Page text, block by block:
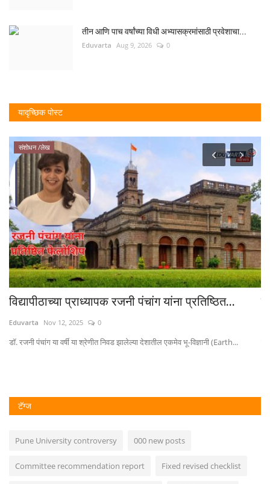
तीन आणि पाच वर्षांच्या विधी अभ्यासक्रमांसाठी प्रवेशाचा...
Eduvarta Aug 9, 2026 0
यादृच्छिक पोस्ट
संशोधन /लेख
विद्यापीठाच्या प्राध्यापक रजनी पंचांग यांना प्रतिष्ठित...
Eduvarta Nov 12, 2025 0
डॉ. रजनी पंचांग या वर्षी या श्रेणीत निवड झालेल्या देशातील एकमेव भू-विज्ञानी (Earth...
टॅग्ज
Pune University controversy 000 new posts
Committee recommendation report Fixed revised checklist